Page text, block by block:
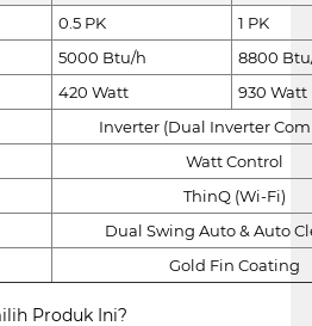
0.5 PK
1 PK
5000 Btu/h
8800
420 Watt
930 Watt
Inverter (Dual Inverter
Watt Control
ThinQ (Wi-Fi)
Dual Swing Auto & Auto
Gold Fin Coating
Produk Ini?